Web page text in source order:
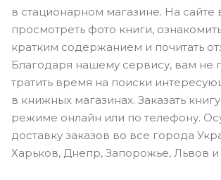
в стационарном магазине. На
просмотреть фото книги,
кратким содержанием и почитать
Благодаря нашему сервису, вам не
тратить время на поиски
в книжных магазинах. Заказать
режиме онлайн или по телефону.
доставку заказов во все города
Харьков, Днепр, Запорожье, Львов и